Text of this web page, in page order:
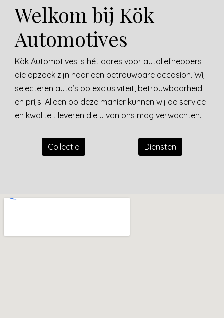
Welkom bij Kök
Automotives
Kök Automotives is hét adres voor autoliefhebbers
die opzoek zijn naar een betrouwbare occasion. Wij
selecteren auto’s op exclusiviteit, betrouwbaarheid
en prijs. Alleen op deze manier kunnen wij de service
en kwaliteit leveren die u van ons mag verwachten.
Collectie Diensten